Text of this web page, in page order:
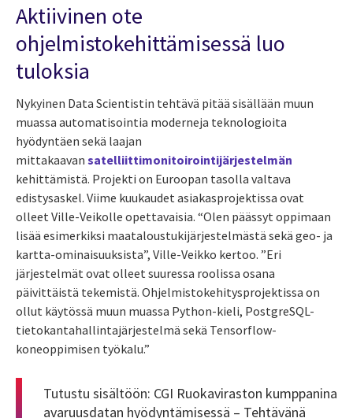
Aktiivinen ote
ohjelmistokehittämisessä luo
tuloksia
Nykyinen Data Scientistin tehtävä pitää sisällään muun
muassa automatisointia moderneja teknologioita
hyödyntäen sekä laajan
mittakaavan satelliittimonitoirointijärjestelmän
kehittämistä. Projekti on Euroopan tasolla valtava
edistysaskel. Viime kuukaudet asiakasprojektissa ovat
olleet Ville-Veikolle opettavaisia. “Olen päässyt oppimaan
lisää esimerkiksi maataloustukijärjestelmästä sekä geo- ja
kartta-ominaisuuksista”, Ville-Veikko kertoo. ”Eri
järjestelmät ovat olleet suuressa roolissa osana
päivittäistä tekemistä. Ohjelmistokehitysprojektissa on
ollut käytössä muun muassa Python-kieli, PostgreSQL-
tietokantahallintajärjestelmä sekä Tensorflow-
koneoppimisen työkalu.”
Tutustu sisältöön: CGI Ruokaviraston kumppanina
avaruusdatan hyödyntämisessä – Tehtävänä